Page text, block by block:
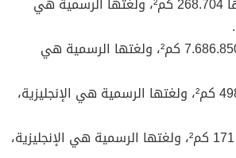
– أستراليا، وعاصمتها كانبرا، وتبلغ مساحتها 7.686.850 كم²، ولغتها الرسمية هي
– بالاوس، وعاصمتها كورور، وتبلغ مساحتها 498 كم²، ولغتها الرسمية هي الإنجليزية،
– مارشال، وعاصمتها ماجورو، وتبلغ مساحتها 171 كم²، ولغتها الرسمية هي الإنجليزية،